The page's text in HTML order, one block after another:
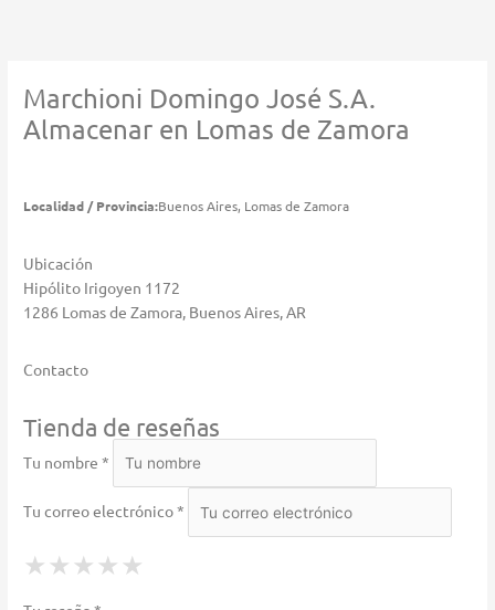
Marchioni Domingo José S.A.
Almacenar en Lomas de Zamora
Localidad / Provincia:Buenos Aires, Lomas de Zamora
Ubicación
Hipólito Irigoyen 1172
1286 Lomas de Zamora, Buenos Aires, AR
Contacto
Tienda de reseñas
Tu nombre *
Tu correo electrónico *
★ 1 Star
★ ★ 2 Stars
★ ★ ★ 3 Stars
★ ★ ★ ★ 4 Stars
★ ★ ★ ★ ★